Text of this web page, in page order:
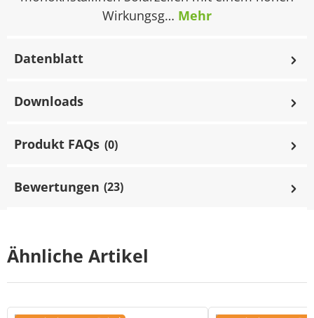
Ähnliche Artikel
Wirkungsg… Mehr
Datenblatt
Downloads
Produkt FAQs (0)
Bewertungen (23)